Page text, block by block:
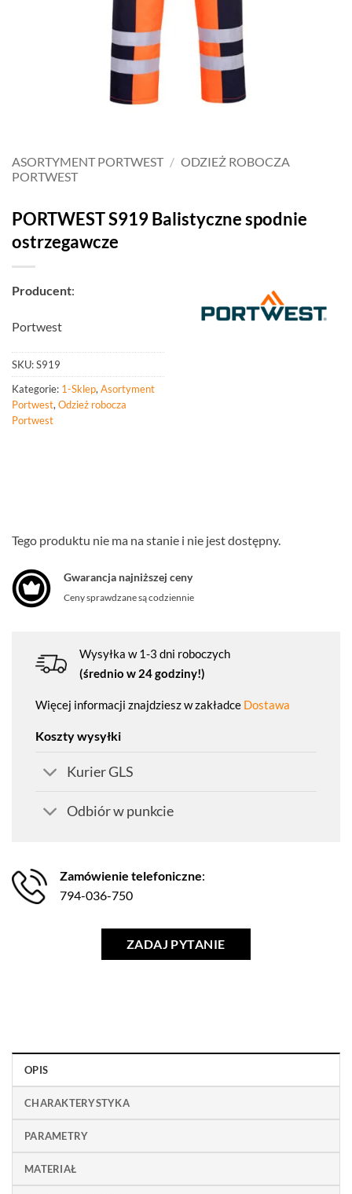
ASORTYMENT PORTWEST / ODZIEŻ ROBOCZA
PORTWEST
PORTWEST S919 Balistyczne spodnie
ostrzegawcze
Producent:
Portwest
SKU:S919
Kategorie: 1-Sklep,Asortyment
Portwest,Odzież robocza
Portwest
Tego produktu nie ma na stanie i nie jest dostępny.
Gwarancja najniższej ceny
Ceny sprawdzane są codziennie
Wysyłka w 1-3 dni roboczych
(średnio w 24 godziny!)
Więcej informacji znajdziesz w zakładce Dostawa
Koszty wysyłki
Kurier GLS
Odbiór w punkcie
Zamówienie telefoniczne:
794-036-750
ZADAJ PYTANIE
OPIS
CHARAKTERYSTYKA
PARAMETRY
MATERIAŁ